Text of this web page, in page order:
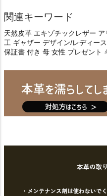
関連キーワード
天然皮革 エキゾチックレザー
工 ギャザー デザイン/レディー
保証書 付き 母 女性 プレゼント